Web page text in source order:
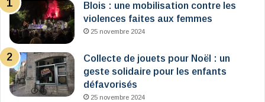
Blois : une mobilisation contre les
violences faites aux femmes
25 novembre 2024
Collecte de jouets pour Noël : un
geste solidaire pour les enfants
défavorisés
25 novembre 2024